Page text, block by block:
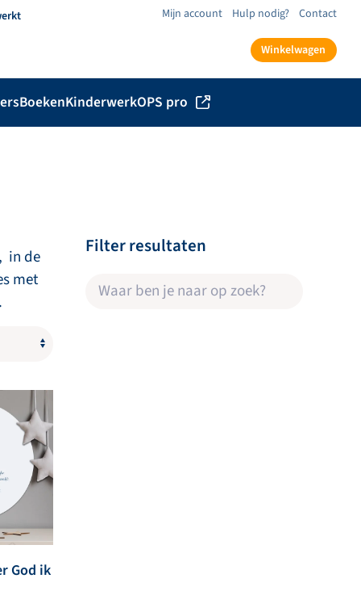
Mijn account Hulp nodig? Contact
Winkelwagen
BoekenKinderwerkOPS pro
Filter resultaten
in de
met
God ik